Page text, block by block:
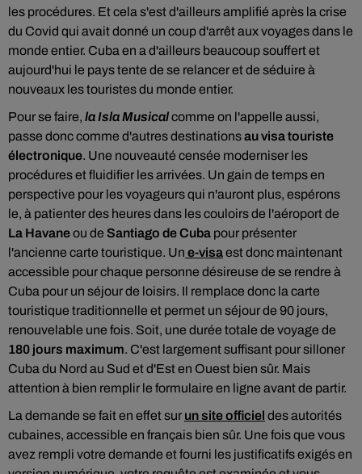
les procédures. Et cela s'est d'ailleurs amplifié après la crise
du Covid qui avait donné un coup d'arrêt aux voyages dans le
monde entier. Cuba en a d'ailleurs beaucoup souffert et
aujourd'hui le pays tente de se relancer et de séduire à
nouveaux les touristes du monde entier.
Pour se faire, la Isla Musicalcomme on l'appelle aussi,
passe donc comme d'autres destinationsau visa touriste
électronique. Une nouveauté censée moderniser les
procédures et fluidifier les arrivées. Un gain de temps en
perspective pour les voyageurs qui n'auront plus, espérons
le, à patienter des heures dans les couloirs de l'aéroport de
La Havaneou de Santiago de Cuba pour présenter
l'ancienne carte touristique. Un e-visaest donc maintenant
accessible pour chaque personne désireuse de se rendre à
Cuba pour un séjour de loisirs. Il remplace donc la carte
touristique traditionnelle et permet un séjour de 90 jours,
renouvelable une fois. Soit, une durée totale de voyage de
180 jours maximum. C'est largement suffisant pour silloner
Cuba du Nord au Sud et d'Est en Ouest bien sûr. Mais
attention à bien remplir le formulaire en ligne avant de partir.
La demande se fait en effet sur un site officiel des autorités
cubaines, accessible en français bien sûr. Une fois que vous
avez rempli votre demande et fourni les justificatifs exigés en